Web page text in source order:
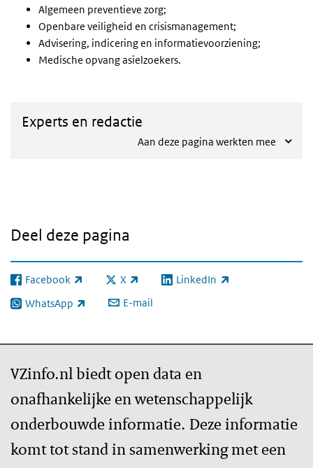
Algemeen preventieve zorg;
Openbare veiligheid en crisismanagement;
Advisering, indicering en informatievoorziening;
Medische opvang asielzoekers.
Experts en redactie
Aan deze pagina werkten mee
Deel deze pagina
Facebook
(externe link) X
(externe link) LinkedIn
(externe link)
WhatsApp
(externe link) E-mail
VZinfo.nl biedt open data en
onafhankelijke en wetenschappelijk
onderbouwde informatie. Deze informatie
komt tot stand in samenwerking met een